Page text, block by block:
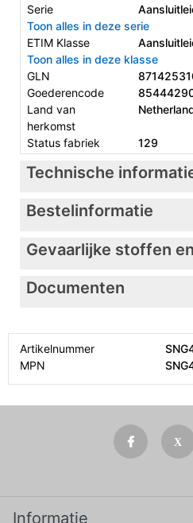
Serie
Toon alles in deze serie
ETIM Klasse
Toon alles in deze klasse
GLN
Goederencode
Land van
herkomst
Status fabriek 129
Technische
Bestelinformatie
Gevaarlijke stoffen
Documenten
Artikelnummer
MPN
Informatie